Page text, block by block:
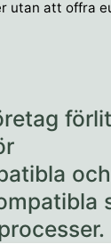
utan att offra
och